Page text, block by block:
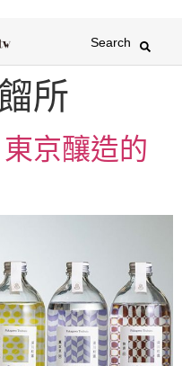
Search
所
京釀造的